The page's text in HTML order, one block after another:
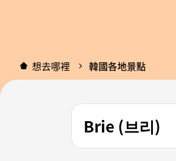
想去哪裡 韓國各地景點
Brie (브리)